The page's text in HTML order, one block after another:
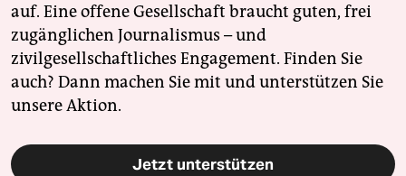
auf. Eine offene Gesellschaft braucht guten, frei
zugänglichen Journalismus – und
zivilgesellschaftliches Engagement. Finden Sie
auch? Dann machen Sie mit und unterstützen Sie
unsere Aktion.
Jetzt unterstützen